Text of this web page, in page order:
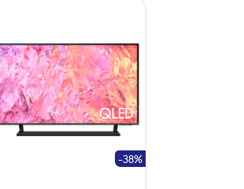
-38%